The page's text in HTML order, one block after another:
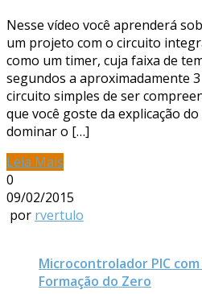
Nesse vídeo você aprenderá
um projeto com o circuito
como um timer, cuja faixa de
segundos a aproximadamente
circuito simples de ser
que você goste da explicação
dominar o […]
Leia Mais
0
09/02/2015
por rvertulo
Microcontrolador PIC com
Formação do Zero